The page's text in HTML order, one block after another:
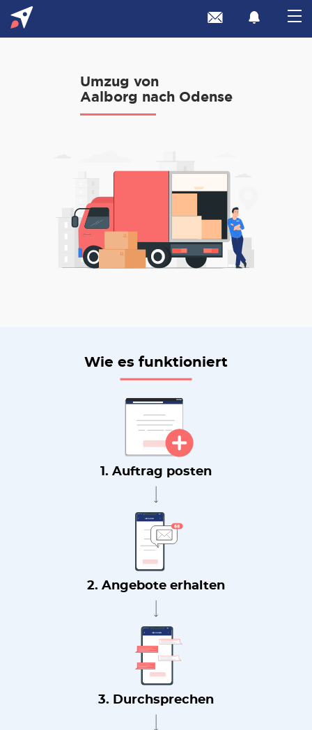
Umzug von
Aalborg nach Odense
Wie es funktioniert
1. Auftrag posten
2. Angebote erhalten
3. Durchsprechen